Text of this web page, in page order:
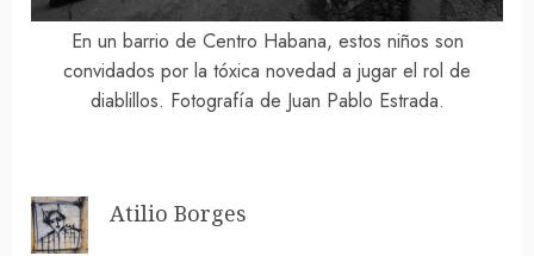
En un barrio de Centro Habana, estos niños son
convidados por la tóxica novedad a jugar el rol de
diablillos. Fotografía de Juan Pablo Estrada.
Atilio Borges